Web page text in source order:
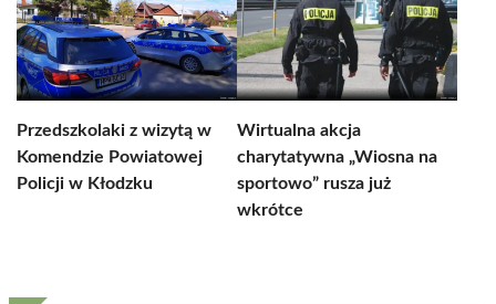
Przedszkolaki z wizytą w
Komendzie Powiatowej
Policji w Kłodzku
Wirtualna akcja
charytatywna „Wiosna na
sportowo” rusza już
wkrótce